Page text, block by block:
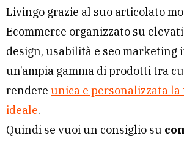
Livingo grazie al suo articolato
Ecommerce organizzato su
design, usabilità e seo marketing
un’ampia gamma di prodotti tra
rendere unica e personalizzata
ideale.
Quindi se vuoi un consiglio su